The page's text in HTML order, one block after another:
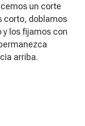
un corte
corto, doblamos
y los fijamos con
arriba.